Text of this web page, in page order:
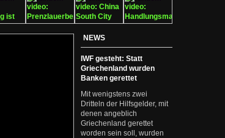
NEWS
IWF gesteht: Statt
Griechenland wurden
Banken gerettet
Mit wenigstens zwei
Dritteln der Hilfsgelder, mit
denen angeblich
Griechenland gerettet
worden sein soll, wurden